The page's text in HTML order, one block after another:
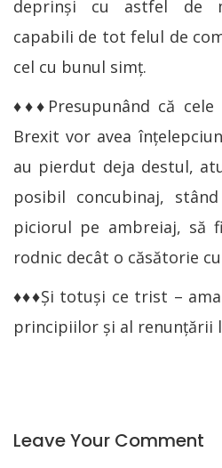
deprinşi cu astfel de
capabili de tot felul de
cel cu bunul simţ.
♦♦♦Presupunând că
Brexit vor avea
au pierdut deja destul,
posibil concubinaj,
piciorul pe ambreiaj, să
rodnic decât o căsătorie
♦♦♦Şi totuşi ce trist –
principiilor şi al renunţării
Leave Your Comment